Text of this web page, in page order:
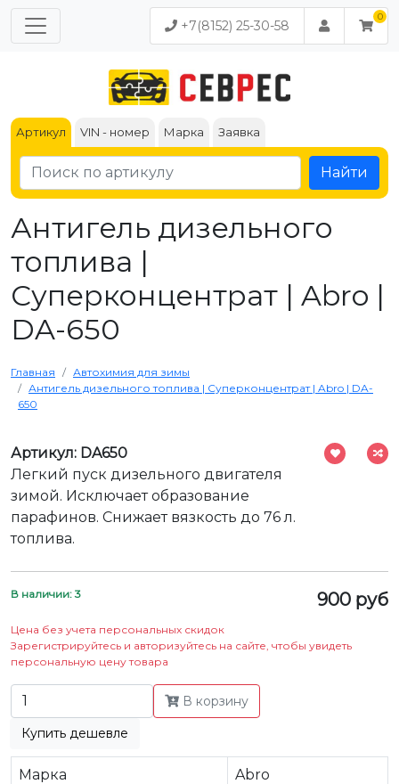
+7(8152) 25-30-58
Артикул VIN - номер Марка Заявка
Найти
Антигель дизельного
топлива |
Суперконцентрат | Abro |
DA-650
Главная
Автохимия для зимы
Антигель дизельного топлива | Суперконцентрат | Abro | DA-
650
Артикул: DA650
Легкий пуск дизельного двигателя
зимой. Исключает образование
парафинов. Снижает вязкость до 76 л.
топлива.
В наличии: 3 900 руб
Цена без учета персональных скидок
Зарегистрируйтесь и авторизуйтесь на сайте, чтобы увидеть
персональную цену товара
В корзину
Купить дешевле
Марка Abro